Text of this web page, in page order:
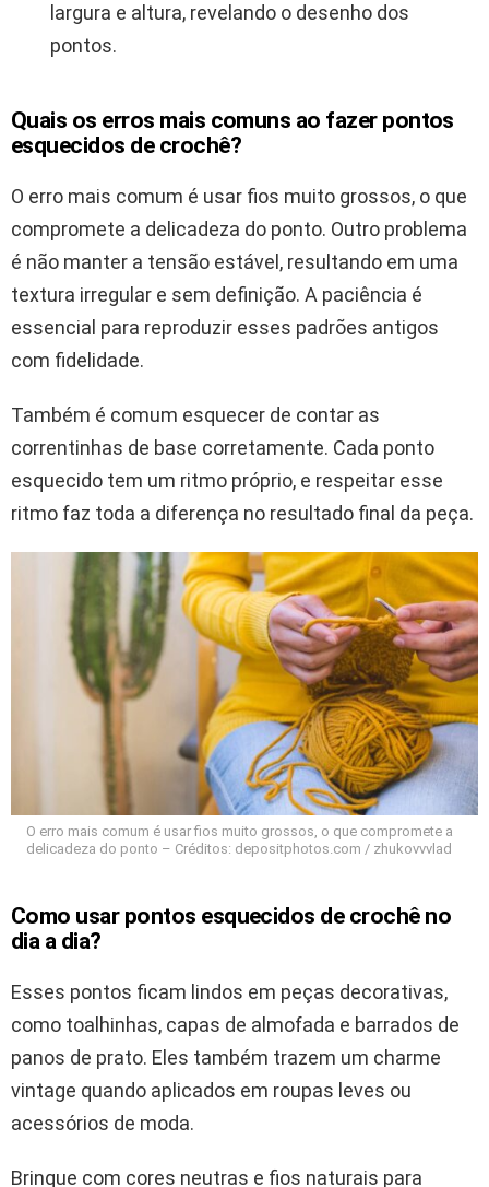
largura e altura, revelando o desenho dos
pontos.
Quais os erros mais comuns ao fazer pontos
esquecidos de crochê?
O erro mais comum é usar fios muito grossos, o que
compromete a delicadeza do ponto. Outro problema
é não manter a tensão estável, resultando em uma
textura irregular e sem definição. A paciência é
essencial para reproduzir esses padrões antigos
com fidelidade.
Também é comum esquecer de contar as
correntinhas de base corretamente. Cada ponto
esquecido tem um ritmo próprio, e respeitar esse
ritmo faz toda a diferença no resultado final da peça.
O erro mais comum é usar fios muito grossos, o que compromete a
delicadeza do ponto – Créditos: depositphotos.com / zhukovvvlad
Como usar pontos esquecidos de crochê no
dia a dia?
Esses pontos ficam lindos em peças decorativas,
como toalhinhas, capas de almofada e barrados de
panos de prato. Eles também trazem um charme
vintage quando aplicados em roupas leves ou
acessórios de moda.
Brinque com cores neutras e fios naturais para